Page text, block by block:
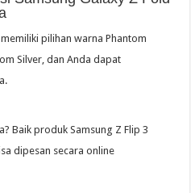
pilihan warna Phantom
Silver, dan Anda dapat
Baik produk Samsung Z Flip 3
dipesan secara online